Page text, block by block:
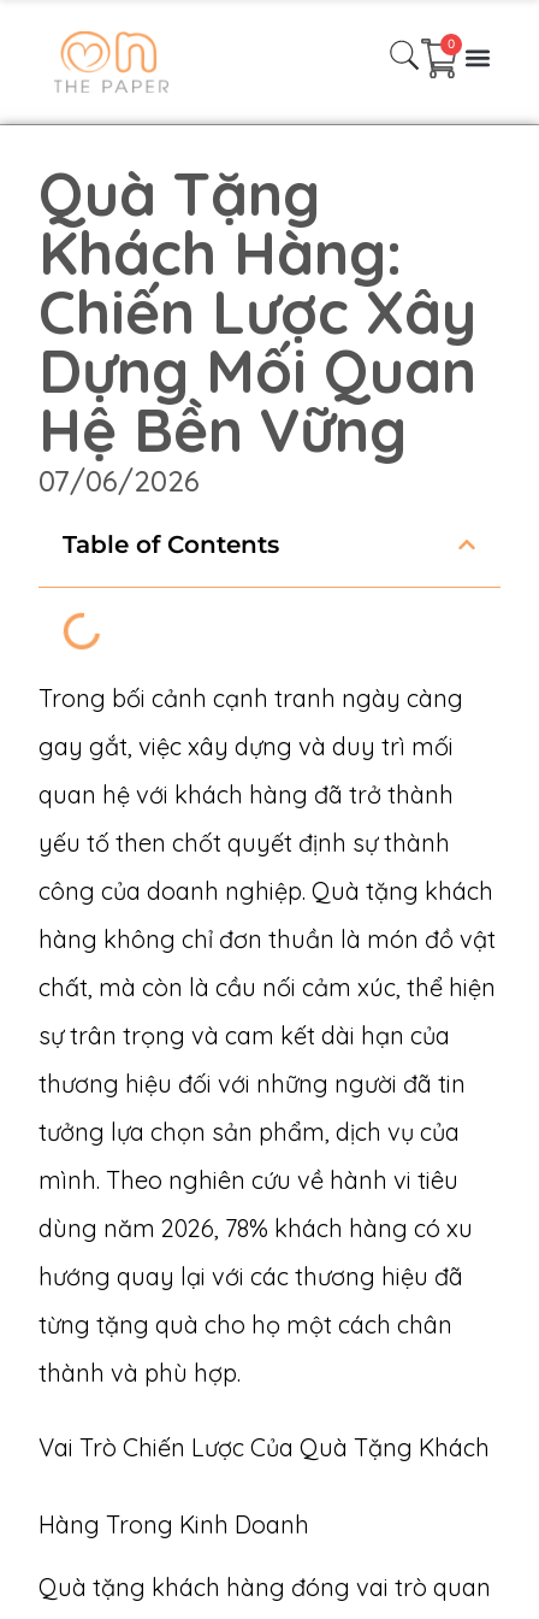
0
Quà Tặng
Khách Hàng:
Chiến Lược Xây
Dựng Mối Quan
Hệ Bền Vững
07/06/2026
Table of Contents
Trong bối cảnh cạnh tranh ngày càng
gay gắt, việc xây dựng và duy trì mối
quan hệ với khách hàng đã trở thành
yếu tố then chốt quyết định sự thành
công của doanh nghiệp. Quà tặng khách
hàng không chỉ đơn thuần là món đồ vật
chất, mà còn là cầu nối cảm xúc, thể hiện
sự trân trọng và cam kết dài hạn của
thương hiệu đối với những người đã tin
tưởng lựa chọn sản phẩm, dịch vụ của
mình. Theo nghiên cứu về hành vi tiêu
dùng năm 2026, 78% khách hàng có xu
hướng quay lại với các thương hiệu đã
từng tặng quà cho họ một cách chân
thành và phù hợp.
Vai Trò Chiến Lược Của Quà Tặng Khách
Hàng Trong Kinh Doanh
Quà tặng khách hàng đóng vai trò quan